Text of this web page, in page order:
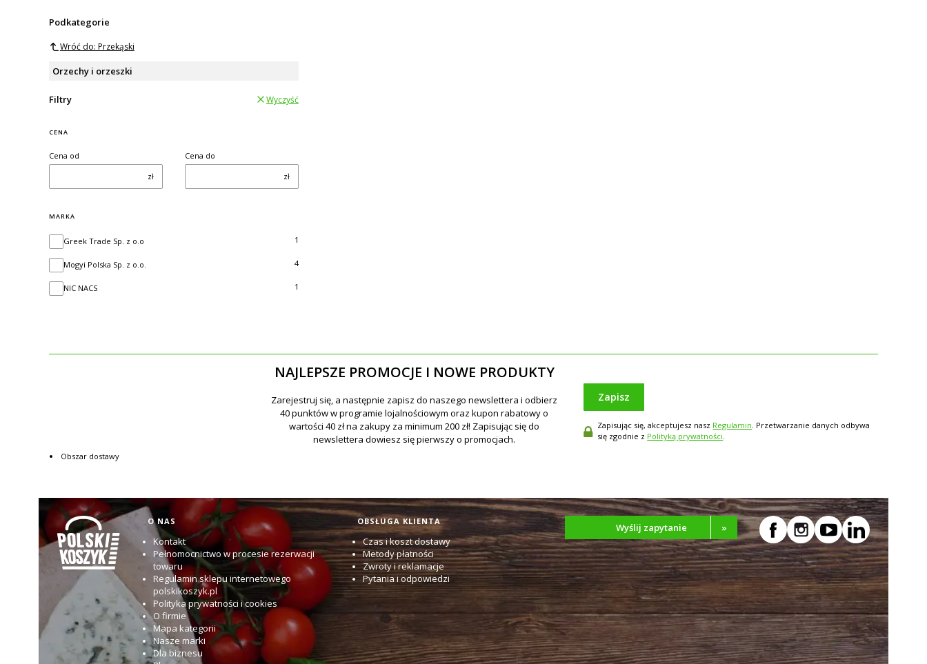
Podkategorie
Wróć do: Przekąski
Orzechy i orzeszki
Filtry Wyczyść
CENA
Cena od
zł
Cena do
zł
MARKA
MarkaGreek Trade Sp. z o.o 1
Mogyi Polska Sp. z o.o. 4
NIC NACS 1
NAJLEPSZE PROMOCJE I NOWE PRODUKTY
Zapisz
Zapisując się, akceptujesz nasz Regulamin. Przetwarzanie danych odbywa
się zgodnie z Polityką prywatności.
Obszar dostawy
Linki w stopce
O NAS
Kontakt
Pełnomocnictwo w procesie rezerwacji
towaru
Regulamin sklepu internetowego
polskikoszyk.pl
Polityka prywatności i cookies
O firmie
Mapa kategorii
Nasze marki
Dla biznesu
OBSŁUGA KLIENTA
Czas i koszt dostawy
Metody płatności
Zwroty i reklamacje
Pytania i odpowiedzi
Wyślij zapytanie »